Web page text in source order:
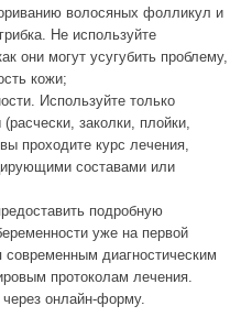
волосяных фолликул и
Не используйте
они могут усугубить проблему,
кожи;
Используйте только
заколки, плойки,
проходите курс лечения,
составами или
подробную
уже на первой
современным диагностическим
протоколам лечения.
онлайн-форму.